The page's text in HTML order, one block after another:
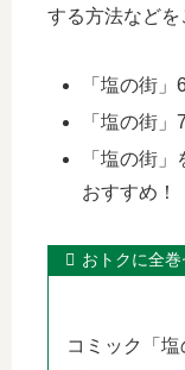
する方法などを
「塩の街
「塩の街
「塩の街
おすすめ！
おトクに全巻
コミック「